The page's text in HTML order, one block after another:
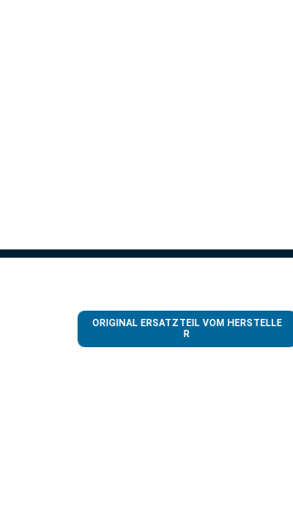
ORIGINAL ERSATZTEIL VOM HERSTELLE
R